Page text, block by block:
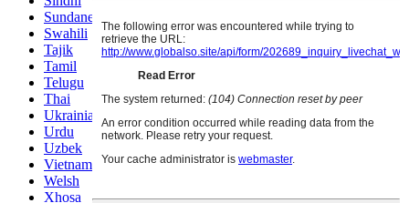
Sundanese
Swahili
Tajik
Tamil
Telugu
Thai
Ukrainian
Urdu
Uzbek
Vietnamese
Welsh
Xhosa